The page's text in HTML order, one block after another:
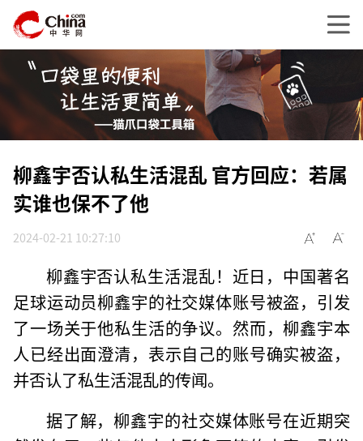
柳鑫宇否认私生活混乱 官方回应：若属
实谁也保不了他
2024-02-21 10:27:10
柳鑫宇否认私生活混乱！近日，中国著名
足球运动员柳鑫宇的社交媒体账号被盗，引发
了一场关于他私生活的争议。然而，柳鑫宇本
人已经出面澄清，表示自己的账号确实被盗，
并否认了私生活混乱的传闻。
据了解，柳鑫宇的社交媒体账号在近期突